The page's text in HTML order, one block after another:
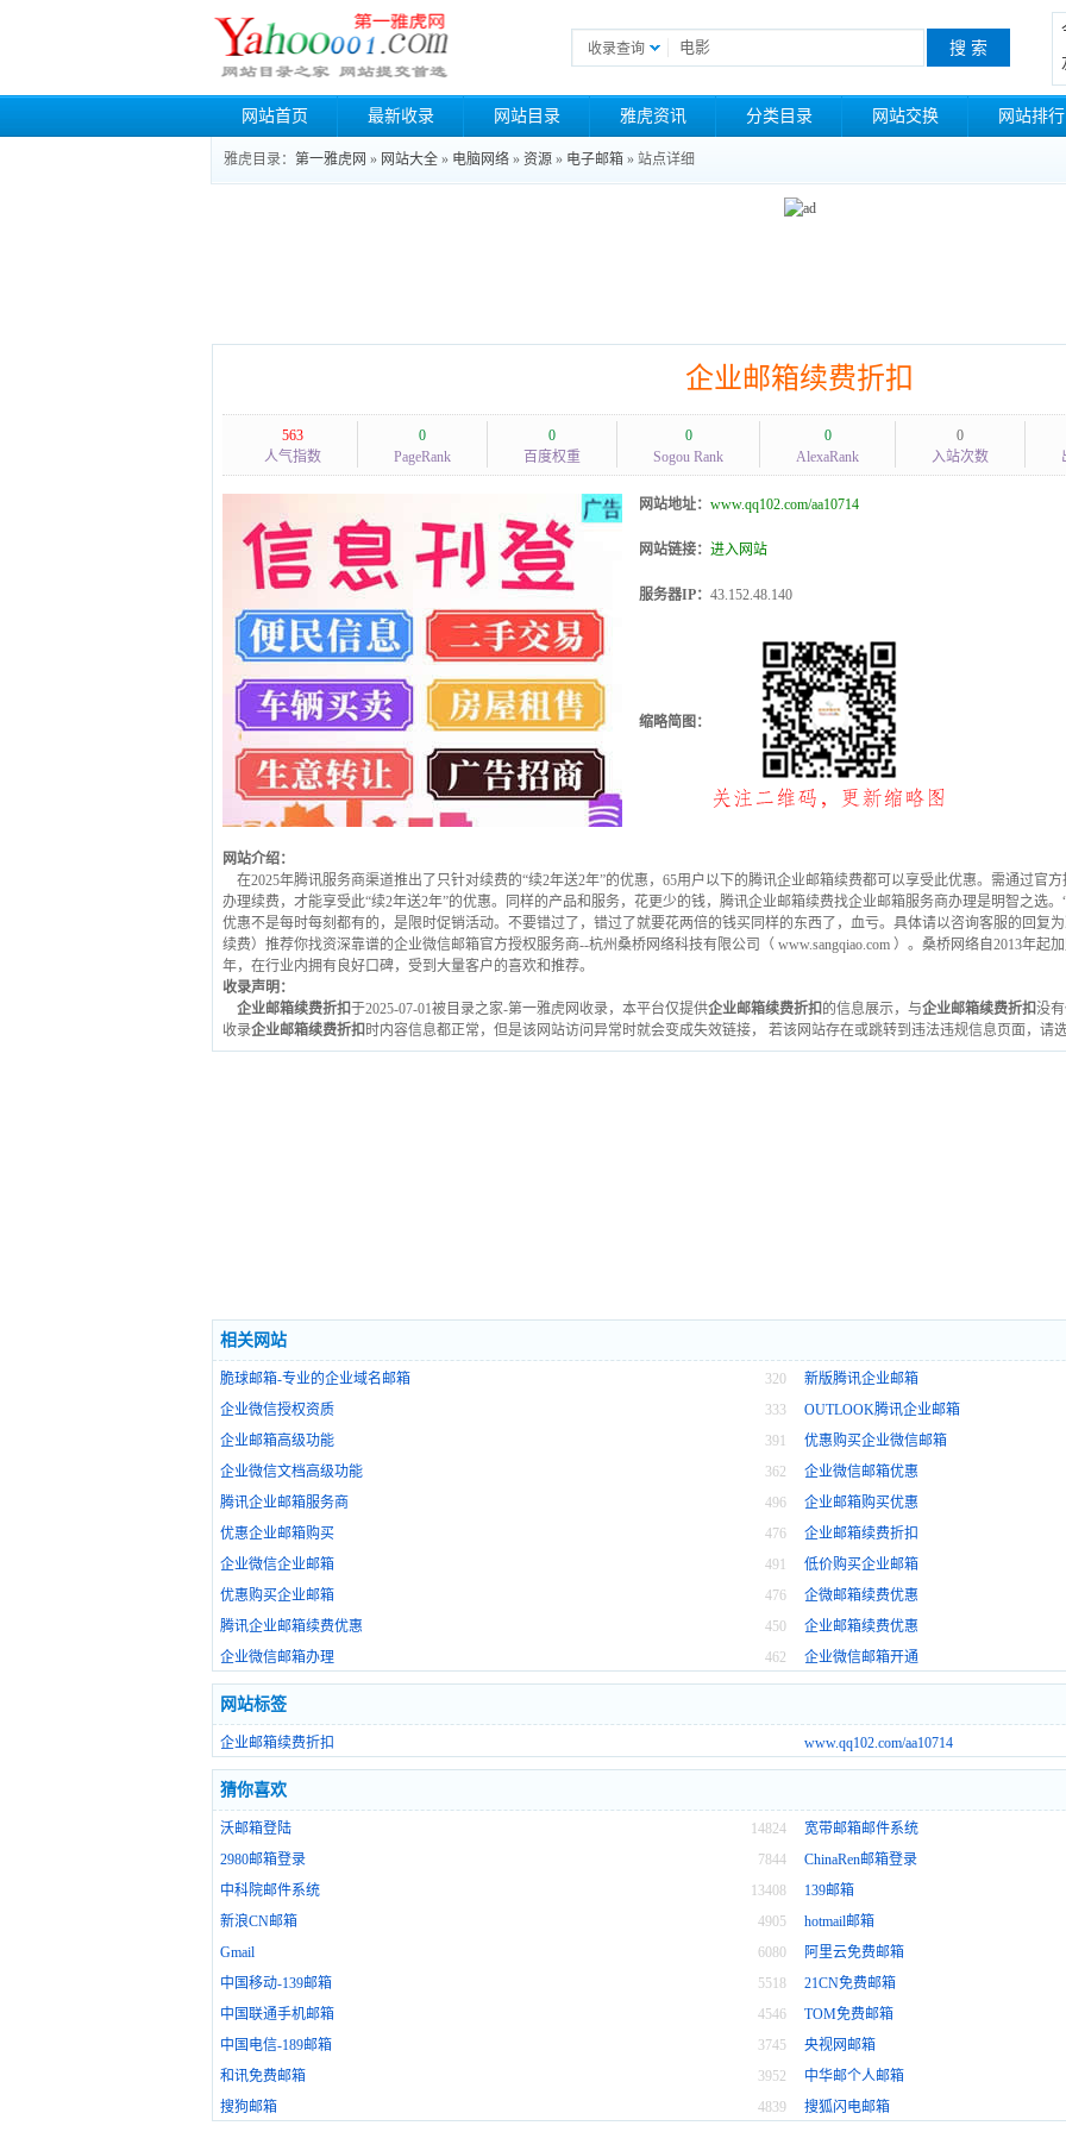
收录查询
网站首页 最新收录 网站目录 雅虎资讯 分类目录 网站交换 网站排行
雅虎目录： 第一雅虎网 » 网站大全 » 电脑网络 » 资源 » 电子邮箱 » 站点详细
企业邮箱续费折扣
563
人气指数
0
PageRank
0
百度权重
0
Sogou Rank
0
AlexaRank
0
入站次数
网站地址： www.qq102.com/aa10714
网站链接： 进入网站
服务器IP： 43.152.48.140
缩略简图：
网站介绍：
在2025年腾讯服务商渠道推出了只针对续费的“续2年送2年”的优惠，65用户以下的腾讯企业邮箱续费都可以享受此优惠。需通过官方
办理续费，才能享受此“续2年送2年”的优惠。同样的产品和服务，花更少的钱，腾讯企业邮箱续费找企业邮箱服务商办理是明智之选
优惠不是每时每刻都有的，是限时促销活动。不要错过了，错过了就要花两倍的钱买同样的东西了，血亏。具体请以咨询客服的回复
续费）推荐你找资深靠谱的企业微信邮箱官方授权服务商--杭州桑桥网络科技有限公司（ www.sangqiao.com ）。桑桥网络自2013年起
年，在行业内拥有良好口碑，受到大量客户的喜欢和推荐。
收录声明：
企业邮箱续费折扣于2025-07-01被目录之家-第一雅虎网收录，本平台仅提供企业邮箱续费折扣 的信息展示，与企业邮箱续费折扣没
收录企业邮箱续费折扣 时内容信息都正常，但是该网站访问异常时就会变成失效链接， 若该网站存在或跳转到违法违规信息页面，请
相关网站
320
脆球邮箱-专业的企业域名邮箱
新版腾讯企业邮箱
333
企业微信授权资质
OUTLOOK腾讯企业邮箱
391
企业邮箱高级功能
优惠购买企业微信邮箱
362
企业微信文档高级功能
企业微信邮箱优惠
496
腾讯企业邮箱服务商
企业邮箱购买优惠
476
优惠企业邮箱购买
企业邮箱续费折扣
491
企业微信企业邮箱
低价购买企业邮箱
476
优惠购买企业邮箱
企微邮箱续费优惠
450
腾讯企业邮箱续费优惠
企业邮箱续费优惠
462
企业微信邮箱办理 企业微信邮箱开通
网站标签
企业邮箱续费折扣 www.qq102.com/aa10714
猜你喜欢
14824
沃邮箱登陆
宽带邮箱邮件系统
7844
2980邮箱登录
ChinaRen邮箱登录
13408
中科院邮件系统
139邮箱
4905
新浪CN邮箱
hotmail邮箱
6080
Gmail
阿里云免费邮箱
5518
中国移动-139邮箱
21CN免费邮箱
4546
中国联通手机邮箱
TOM免费邮箱
3745
中国电信-189邮箱
央视网邮箱
3952
和讯免费邮箱
中华邮个人邮箱
4839
搜狗邮箱 搜狐闪电邮箱